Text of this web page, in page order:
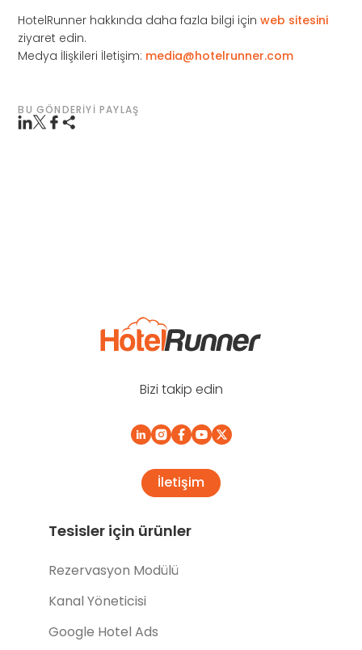
HotelRunner hakkında daha fazla bilgi içinweb sitesini
ziyaret edin.
Medya İlişkileri İletişim: media@hotelrunner.com
BU GÖNDERIYI PAYLAŞ
Bizi takip edin
İletişim
Tesisler için ürünler
Rezervasyon Modülü
Kanal Yöneticisi
Google Hotel Ads